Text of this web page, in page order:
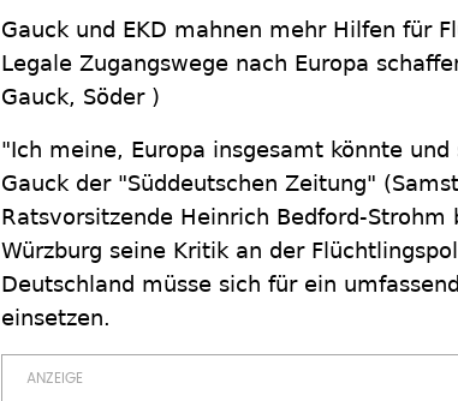
Gauck und EKD mahnen mehr Hilfen für
Legale Zugangswege nach Europa
Gauck, Söder )
"Ich meine, Europa insgesamt könnte
Gauck der "Süddeutschen Zeitung"
Ratsvorsitzende Heinrich Bedford-
Würzburg seine Kritik an der
Deutschland müsse sich für ein
einsetzen.